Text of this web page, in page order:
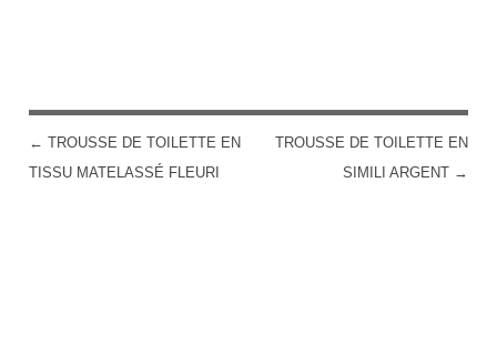
POST NAVIGATION
← TROUSSE DE TOILETTE EN
TISSU MATELASSÉ FLEURI
TROUSSE DE TOILETTE EN
SIMILI ARGENT →